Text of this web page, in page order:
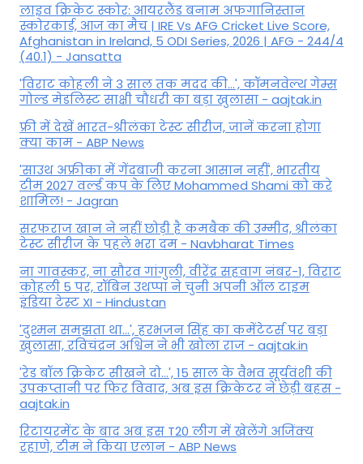
लाइव क्रिकेट स्कोर: आयरलैंड बनाम अफगानिस्तान
स्कोरकार्ड, आज का मैच | IRE Vs AFG Cricket Live Score,
Afghanistan in Ireland, 5 ODI Series, 2026 | AFG - 244/4
(40.1) - Jansatta
'विराट कोहली ने 3 साल तक मदद की...', कॉमनवेल्थ गेम्स
गोल्ड मेडलिस्ट साक्षी चौधरी का बड़ा खुलासा - aajtak.in
फ्री में देखें भारत-श्रीलंका टेस्ट सीरीज, जानें करना होगा
क्या काम - ABP News
'साउथ अफ्रीका में गेंदबाजी करना आसान नहीं', भारतीय
टीम 2027 वर्ल्‍ड कप के लिए Mohammed Shami को करे
शामिल! - Jagran
सरफराज खान ने नहीं छोड़ी है कमबैक की उम्मीद, श्रीलंका
टेस्ट सीरीज के पहले भरा दम - Navbharat Times
ना गावस्कर, ना सौरव गांगुली, वीरेंद्र सहवाग नंबर-1, विराट
कोहली 5 पर, रॉबिन उथप्पा ने चुनी अपनी ऑल टाइम
इंडिया टेस्ट XI - Hindustan
'दुश्मन समझता था...', हरभजन सिंह का कमेंटेटर्स पर बड़ा
खुलासा, रव‍िचंद्रन अश्विन ने भी खोला राज - aajtak.in
'रेड बॉल क्रिकेट सीखने दो...', 15 साल के वैभव सूर्यवंशी की
उपकप्तानी पर फ‍िर व‍िवाद, अब इस क्रिकेटर ने छेड़ी बहस -
aajtak.in
रिटायरमेंट के बाद अब इस T20 लीग में खेलेंगे अजिंक्य
रहाणे, टीम ने किया एलान - ABP News